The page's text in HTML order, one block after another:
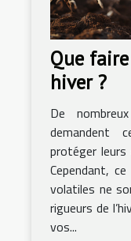
Que
hiver ?
De
demandent
protéger leurs
Cependant,
volatiles ne
rigueurs de
vos...